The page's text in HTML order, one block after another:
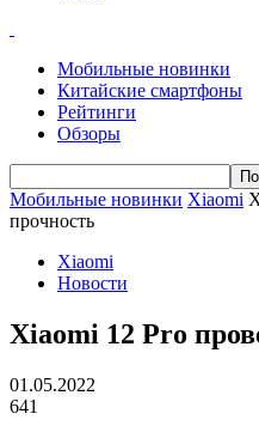
Мобильные новинки
Китайские смартфоны
Рейтинги
Обзоры
Мобильные новинки Xiaomi
прочность
Xiaomi
Новости
Xiaomi 12 Pro
01.05.2022
641